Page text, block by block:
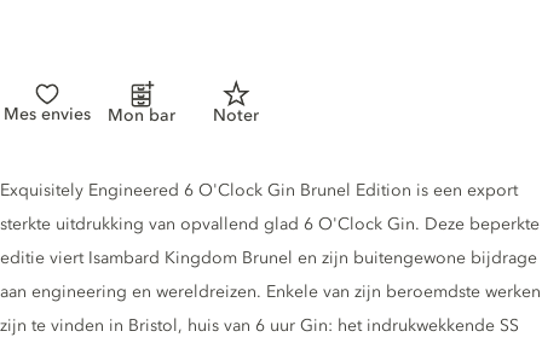
Mes envies Mon bar Noter
Gin description
Exquisitely Engineered 6 O'Clock Gin Brunel Edition is een export
sterkte uitdrukking van opvallend glad 6 O'Clock Gin. Deze beperkte
editie viert Isambard Kingdom Brunel en zijn buitengewone bijdrage
aan engineering en wereldreizen. Enkele van zijn beroemdste werken
zijn te vinden in Bristol, huis van 6 uur Gin: het indrukwekkende SS